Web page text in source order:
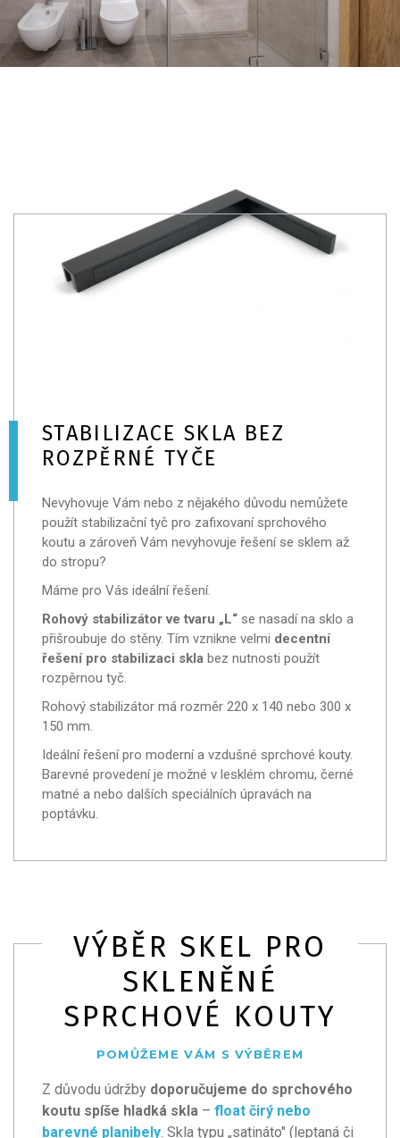
STABILIZACE SKLA BEZ
ROZPĚRNÉ TYČE
Nevyhovuje Vám nebo z nějakého důvodu nemůžete
použít stabilizační tyč pro zafixovaní sprchového
koutu a zároveň Vám nevyhovuje řešení se sklem až
do stropu?
Máme pro Vás ideální řešení.
Rohový stabilizátor ve tvaru „L“se nasadí na sklo a
přišroubuje do stěny. Tím vznikne velmi decentní
řešení pro stabilizaci sklabez nutnosti použít
rozpěrnou tyč.
Rohový stabilizátor má rozměr 220 x 140 nebo 300 x
150 mm.
Ideální řešení pro moderní a vzdušné sprchové kouty.
Barevné provedení je možné v lesklém chromu, černé
matné a nebo dalších speciálních úpravách na
poptávku.
VÝBĚR SKEL PRO
SKLENĚNÉ
SPRCHOVÉ KOUTY
POMŮŽEME VÁM S VÝBĚREM
Z důvodu údržby doporučujeme do sprchového
koutu spíše hladká skla – float čirý nebo
barevné planibely. Skla typu „satináto" (leptaná či